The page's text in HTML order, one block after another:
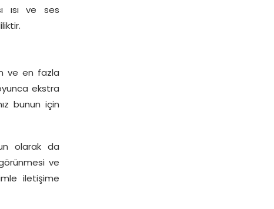
ısı ve ses
ve en fazla
ekstra
bunun için
olarak da
ve
iletişime